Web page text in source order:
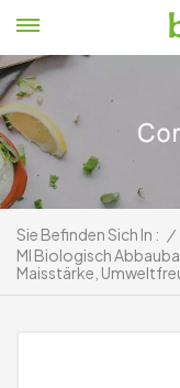
Sie Befinden Sich In : /
Ml Biologisch
Maisstärke,